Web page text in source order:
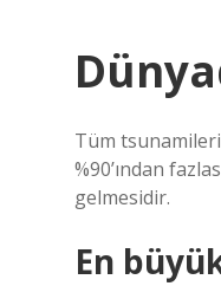
Tüm
%90’ından
gelmesidir.
En